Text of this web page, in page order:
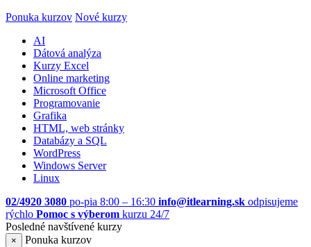
Ponuka kurzov Nové kurzy
AI
Dátová analýza
Kurzy Excel
Online marketing
Microsoft Office
Programovanie
Grafika
HTML, web stránky
Databázy a SQL
WordPress
Windows Server
Linux
02/4920 3080 po-pia 8:00 – 16:30 info@itlearning.sk odpisujeme
rýchlo Pomoc s výberom kurzu 24/7
Posledné navštívené kurzy
×
Ponuka kurzov